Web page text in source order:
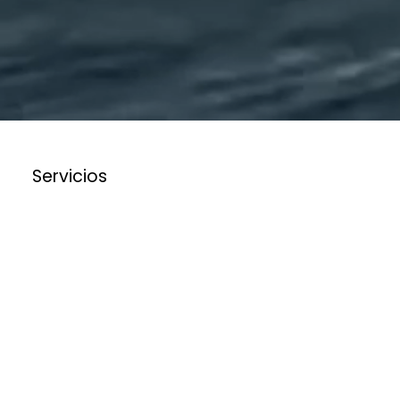
Servicios